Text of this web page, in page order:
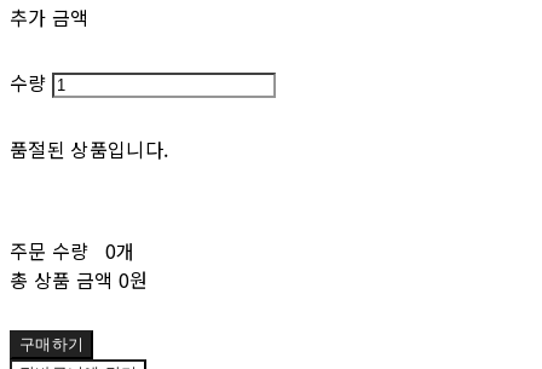
추가 금액
수량
품절된 상품입니다.
주문 수량 0개
총 상품 금액 0원
구매하기